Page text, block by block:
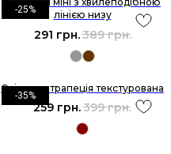
-25%
лінією низу
291 грн.389 грн.
-35%
Спідниця трапеція текстурована
259 грн.399 грн.